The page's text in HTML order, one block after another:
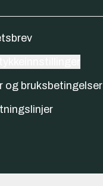
og bruksbetingelser